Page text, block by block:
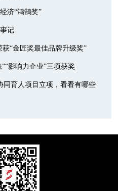
济“鸿鹄奖”
记
获“金匠奖最佳品牌升级奖”
影响力企业”三项获奖
同育人项目立项，看看有哪些